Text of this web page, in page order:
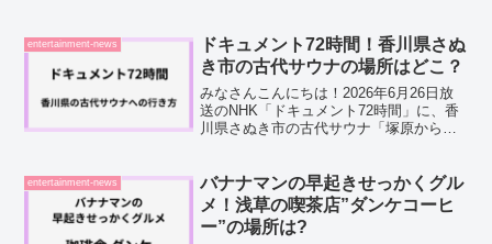
手に過ごす何気ない時間を描いた物語な
んですよね。2026年7...
entertainment-news
ドキュメント72時間！香川県さぬ
き市の古代サウナの場所はどこ？
みなさんこんにちは！2026年6月26日放
送のNHK「ドキュメント72時間」に、香
川県さぬき市の古代サウナ「塚原から風
ました！そんな中、 「ドキュメント72時
間に登場し...
entertainment-news
バナナマンの早起きせっかくグル
メ！浅草の喫茶店”ダンケコーヒ
ー”の場所は?